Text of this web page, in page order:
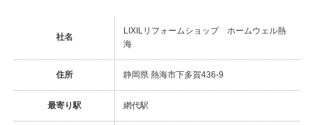
社名
LIXILリフォームショップ ホームウェル熱
海
住所 静岡県 熱海市下多賀436-9
最寄り駅 網代駅